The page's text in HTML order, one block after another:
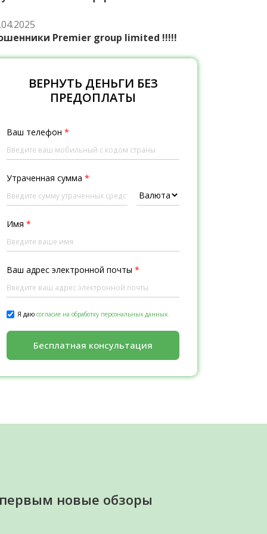
Premier group limited !!!!!
ВЕРНУТЬ ДЕНЬГИ БЕЗ
ПРЕДОПЛАТЫ
Ваш телефон *
Утраченная сумма *
Имя *
Ваш адрес электронной почты *
Я даю согласие на обработку персональных данных.
Бесплатная консультация
новые обзоры